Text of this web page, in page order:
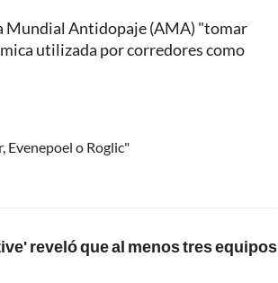
Mundial Antidopaje (AMA) "tomar
utilizada por corredores como
Evenepoel o Roglic"
reveló que al menos tres equipos